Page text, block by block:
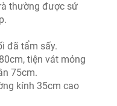
thường được sử
đã tẩm sấy.
tiện vát mỏng
75cm.
kính 35cm cao